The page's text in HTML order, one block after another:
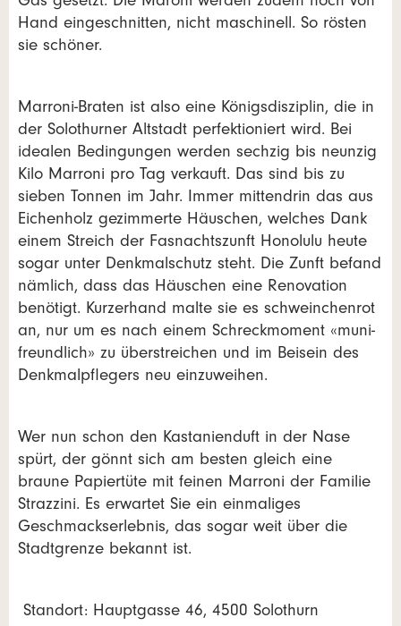
Hand eingeschnitten, nicht maschinell. So rösten
sie schöner.
Marroni-Braten ist also eine Königsdisziplin, die in
der Solothurner Altstadt perfektioniert wird. Bei
idealen Bedingungen werden sechzig bis neunzig
Kilo Marroni pro Tag verkauft. Das sind bis zu
sieben Tonnen im Jahr. Immer mittendrin das aus
Eichenholz gezimmerte Häuschen, welches Dank
einem Streich der Fasnachtszunft Honolulu heute
sogar unter Denkmalschutz steht. Die Zunft befand
nämlich, dass das Häuschen eine Renovation
benötigt. Kurzerhand malte sie es schweinchenrot
an, nur um es nach einem Schreckmoment «muni-
freundlich» zu überstreichen und im Beisein des
Denkmalpflegers neu einzuweihen.
Wer nun schon den Kastanienduft in der Nase
spürt, der gönnt sich am besten gleich eine
braune Papiertüte mit feinen Marroni der Familie
Strazzini. Es erwartet Sie ein einmaliges
Geschmackserlebnis, das sogar weit über die
Stadtgrenze bekannt ist.
Standort: Hauptgasse 46, 4500 Solothurn